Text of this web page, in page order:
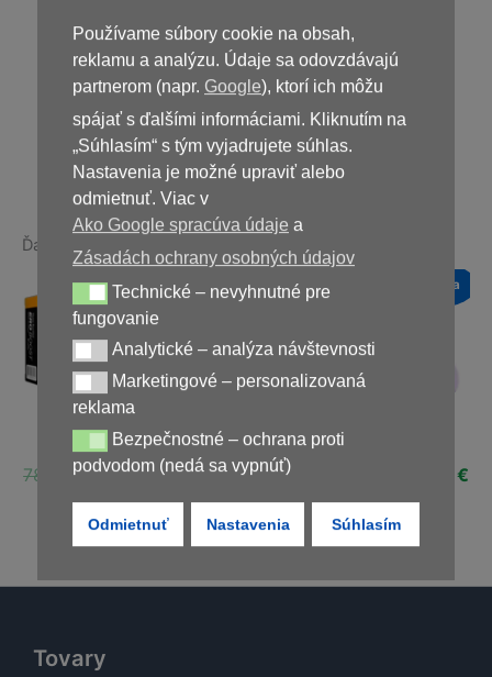
Používame súbory cookie na obsah,
reklamu a analýzu. Údaje sa odovzdávajú
partnerom (napr. Google), ktorí ich môžu
spájať s ďalšími informáciami. Kliknutím na
„Súhlasím“ s tým vyjadrujete súhlas.
Nastavenia je možné upraviť alebo
odmietnuť. Viac v
Ako Google spracúva údaje a
Zásadách ochrany osobných údajov
Technické – nevyhnutné pre fungovanie
Technické – nevyhnutné pre
fungovanie
Analytické – analýza návštevnosti
Analytické – analýza návštevnosti
Marketingové – personalizovaná reklama
Marketingové – personalizovaná
reklama
Bezpečnostné – ochrana proti podvodom (nedá sa vypnúť)
Bezpečnostné – ochrana proti
podvodom (nedá sa vypnúť)
Odmietnuť Nastavenia Súhlasím
39,00€
Nedostupné
Ďalšie produkty v rovnakej kategórii:
29,00 €.
Novinka
Zľava!
EroBoost
78,00€Pôvodná
bola:
39,00€Aktuálna
je:
Novinka
Zľava!
Uro UP Forte, 20
bola:
cena
je:
Novinka
Pôvodná
bola:
€
Tovary